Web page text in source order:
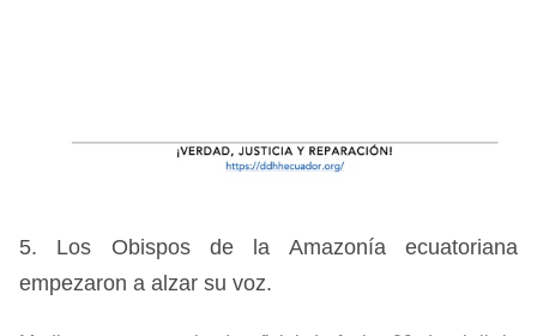
5. Los Obispos de la Amazonía ecuatoriana
empezaron a alzar su voz.